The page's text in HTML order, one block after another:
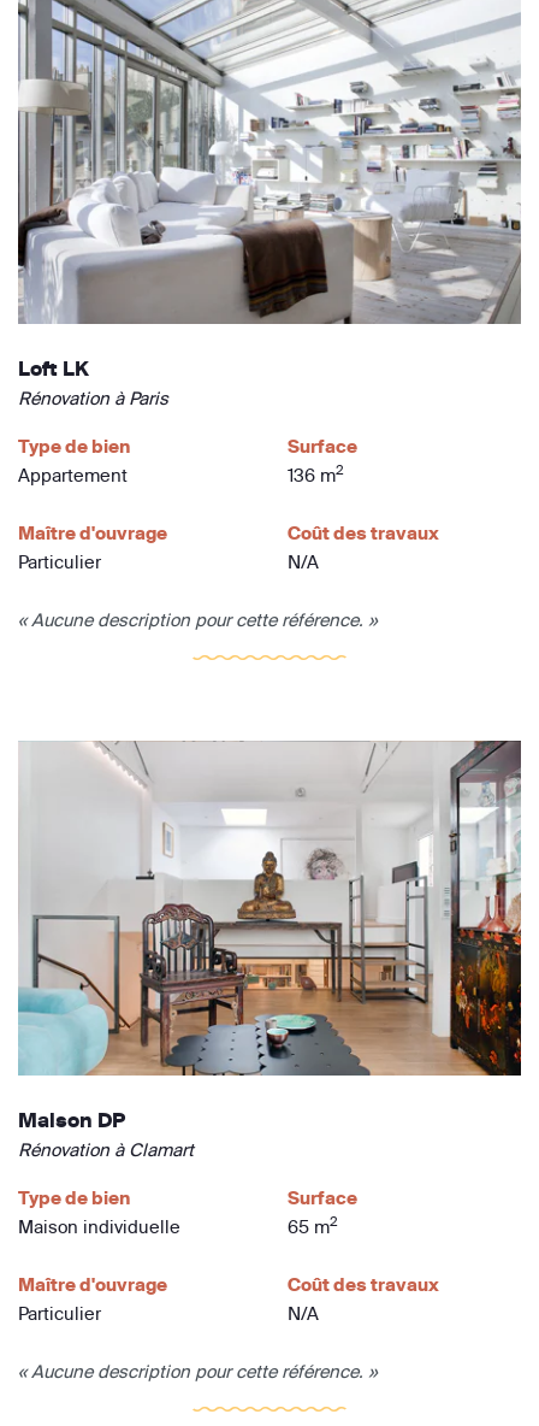
Loft LK
Rénovation à Paris
Type de bien
Appartement
Surface
136 m2
Maître d'ouvrage
Particulier
Coût des travaux
N/A
« Aucune description pour cette référence. »
Maison DP
Rénovation à Clamart
Type de bien
Maison individuelle
Surface
65 m2
Maître d'ouvrage
Particulier
Coût des travaux
N/A
« Aucune description pour cette référence. »